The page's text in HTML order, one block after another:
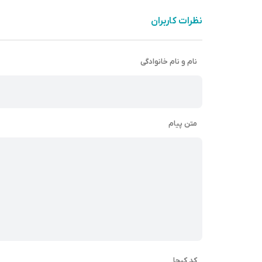
نظرات کاربران
نام و نام خانوادگی
متن پیام